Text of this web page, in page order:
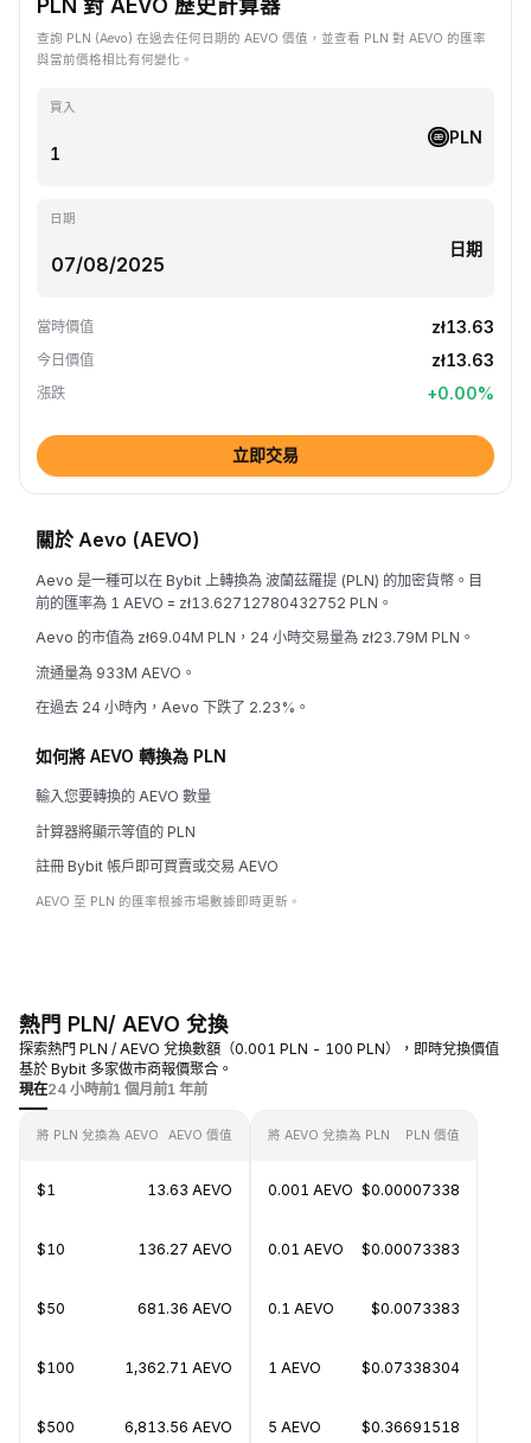
查詢 PLN (Aevo) 在過去任何日期的 AEVO 價值，並查看 PLN 對 AEVO 的匯率
與當前價格相比有何變化。
買入
PLN
日期
日期
當時價值 zł13.63
今日價值 zł13.63
漲跌 +0.00%
立即交易
關於 Aevo (AEVO)
Aevo 是一種可以在 Bybit 上轉換為 波蘭茲羅提 (PLN) 的加密貨幣。目
前的匯率為 1 AEVO = zł13.62712780432752 PLN。
Aevo 的市值為 zł69.04M PLN，24 小時交易量為 zł23.79M PLN。
流通量為 933M AEVO。
在過去 24 小時內，Aevo 下跌了 2.23%。
如何將 AEVO 轉換為 PLN
輸入您要轉換的 AEVO 數量
計算器將顯示等值的 PLN
註冊 Bybit 帳戶即可買賣或交易 AEVO
AEVO 至 PLN 的匯率根據市場數據即時更新。
熱門 PLN/ AEVO 兌換
探索熱門 PLN / AEVO 兌換數額（0.001 PLN - 100 PLN），即時兌換價值
基於 Bybit 多家做市商報價聚合。
現在24 小時前1 個月前1 年前
將 PLN 兌換為 AEVO AEVO 價值
$1 13.63 AEVO
$10 136.27 AEVO
$50 681.36 AEVO
$100 1,362.71 AEVO
$500 6,813.56 AEVO
將 AEVO 兌換為 PLN PLN 價值
0.001 AEVO $0.00007338
0.01 AEVO $0.00073383
0.1 AEVO $0.0073383
1 AEVO $0.07338304
5 AEVO $0.36691518